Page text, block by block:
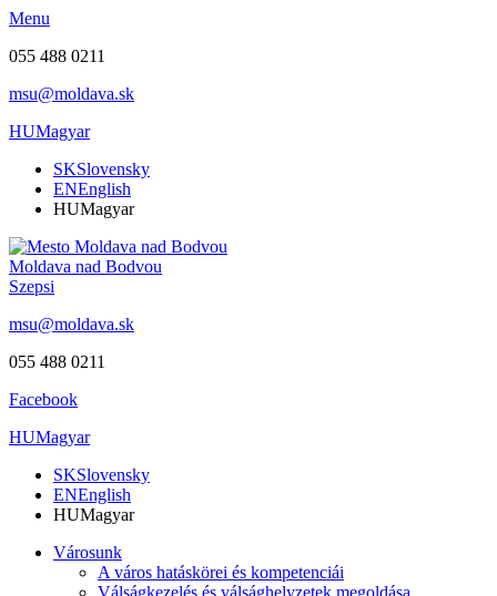
Menu
055 488 0211
msu@moldava.sk
HUMagyar
SKSlovensky
ENEnglish
HUMagyar
Moldava nad Bodvou
Szepsi
msu@moldava.sk
055 488 0211
Facebook
HUMagyar
SKSlovensky
ENEnglish
HUMagyar
Városunk
A város hatáskörei és kompetenciái
Válságkezelés és válsághelyzetek megoldása